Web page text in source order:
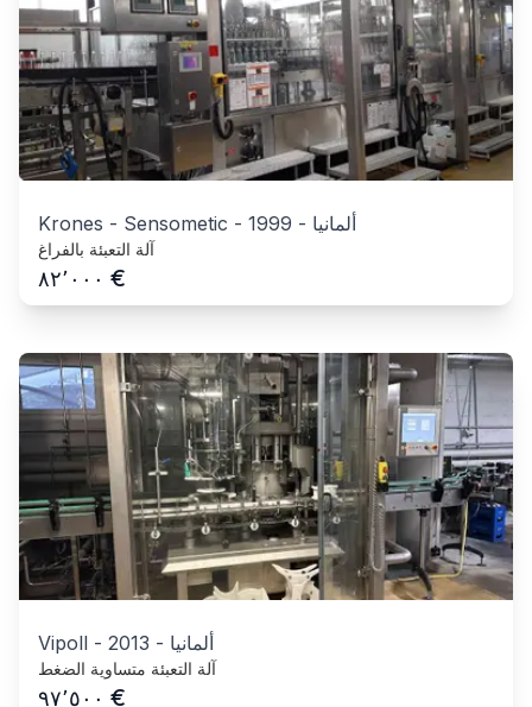
Krones - Sensometic - 1999 - ألمانيا
آلة التعبئة بالفراغ
٨٢٬٠٠٠ €
Vipoll - 2013 - ألمانيا
آلة التعبئة متساوية الضغط
٩٧٬٥٠٠ €